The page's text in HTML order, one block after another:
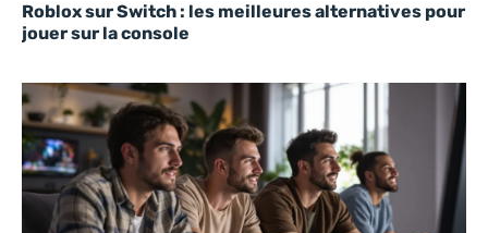
Roblox sur Switch : les meilleures alternatives pour
jouer sur la console